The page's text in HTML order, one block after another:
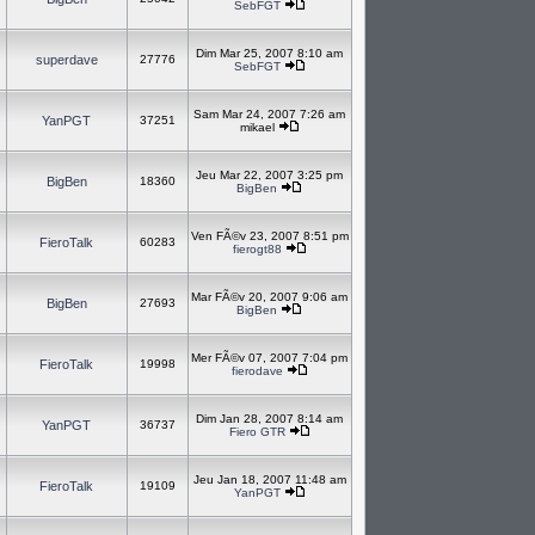
SebFGT
superdave 27776
Dim Mar 25, 2007 8:10 am
SebFGT
YanPGT 37251
Sam Mar 24, 2007 7:26 am
mikael
BigBen 18360
Jeu Mar 22, 2007 3:25 pm
BigBen
FieroTalk 60283
Ven FÃ©v 23, 2007 8:51 pm
fierogt88
BigBen 27693
Mar FÃ©v 20, 2007 9:06 am
BigBen
FieroTalk 19998
Mer FÃ©v 07, 2007 7:04 pm
fierodave
YanPGT 36737
Dim Jan 28, 2007 8:14 am
Fiero GTR
FieroTalk 19109
Jeu Jan 18, 2007 11:48 am
YanPGT